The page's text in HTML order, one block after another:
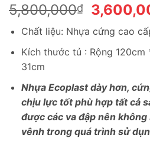
5,800,000₫
Giá
gốc
là:
Chất liệu: Nhựa cứng cao
Kích thước tủ : Rộng 120cm
31cm
Nhựa Ecoplast dày hơn,
chịu lực tốt phù hợp tất cả
được các va đập nên
vênh trong quá trình sử